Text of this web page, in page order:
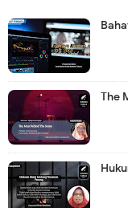
The